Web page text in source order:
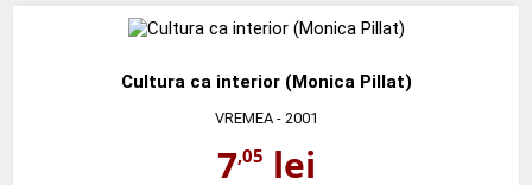
Cultura ca interior (Monica Pillat)
VREMEA- 2001
7,05 lei